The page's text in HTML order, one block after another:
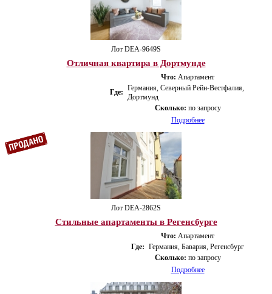
Лот DEA-9649S
Отличная квартира в Дортмунде
Что: Апартамент
Где: Германия, Северный Рейн-Вестфалия,
Дортмунд
Сколько: по запросу
Подробнее
Лот DEA-2862S
Стильные апартаменты в Регенсбурге
Что: Апартамент
Где: Германия, Бавария, Регенсбург
Сколько: по запросу
Подробнее